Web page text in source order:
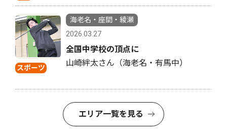
スポーツ
海老名・座間・綾瀬
2026.03.27
全国中学校の頂点に
山崎絆太さん（海老名・有馬中）
エリア一覧を見る